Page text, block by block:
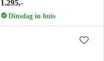
1.295,-
Dinsdag in huis